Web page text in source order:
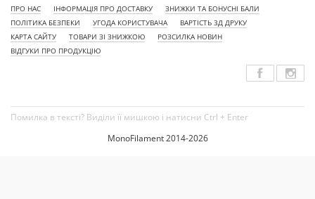
ПРО НАС ІНФОРМАЦІЯ ПРО ДОСТАВКУ
ЗНИЖКИ ТА БОНУСНІ БАЛИ
ПОЛІТИКА БЕЗПЕКИ
УГОДА КОРИСТУВАЧА
ВАРТІСТЬ 3Д ДРУКУ
КАРТА САЙТУ
ТОВАРИ ЗІ ЗНИЖКОЮ
РОЗСИЛКА НОВИН
ВІДГУКИ ПРО ПРОДУКЦІЮ
Помилка в тексті? Виділи її мишкою і натисни Ctrl + Enter
MonoFilament 2014-2026